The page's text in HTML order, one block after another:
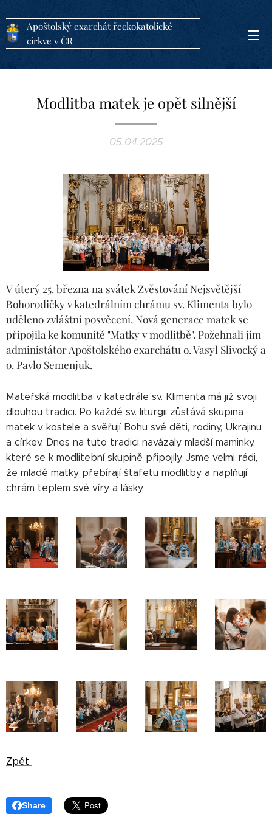
Apoštolský exarchát řeckokatolické
církve v ČR
Modlitba matek je opět silnější
05.04.2025
V úterý 25. března na svátek Zvěstování Nejsvětější
Bohorodičky v katedrálním chrámu sv. Klimenta bylo
uděleno zvláštní posvěcení. Nová generace matek se
připojila ke komunitě "Matky v modlitbě". Požehnali jim
administátor Apoštolského exarchátu o. Vasyl Slivocký a
o. Pavlo Semenjuk.
Mateřská modlitba v katedrále sv. Klimenta má již svoji
dlouhou tradici. Po každé sv. liturgii zůstává skupina
matek v kostele a svěřují Bohu své děti, rodiny, Ukrajinu
a církev. Dnes na tuto tradici navázaly mladší maminky,
které se k modlitební skupině připojily. Jsme velmi rádi,
že mladé matky přebírají štafetu modlitby a naplňují
chrám teplem své víry a lásky.
Zpět
Share